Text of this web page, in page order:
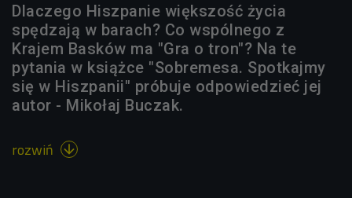
Dlaczego Hiszpanie większość życia
spędzają w barach? Co wspólnego z
Krajem Basków ma "Gra o tron"? Na te
pytania w książce "Sobremesa. Spotkajmy
się w Hiszpanii" próbuje odpowiedzieć jej
autor - Mikołaj Buczak.
rozwiń 